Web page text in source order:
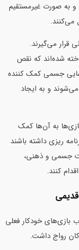
و به صورت غیرمستقیم
می‌کنند.
قرار می‌گیرند.
شده‌اند که نقص
جسمی کمک کننده
و به ایجاد
به آن‌ها کمک
ریزی داشته باشند
جسمی و ذهنی،
کنند.
بازی‌های خودکار فعلی
رواج داشت.